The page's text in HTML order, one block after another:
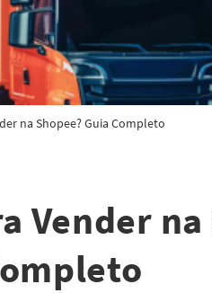
na Shopee? Guia Completo
Vender na